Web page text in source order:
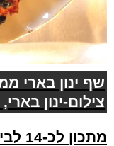
שף ינון בארי
צילום-ינון
מתכון לכ-14 לביבות קטנות